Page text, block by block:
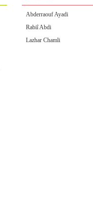
Abderraouf Ayadi
Rabiî Abdi
Lazhar Chamli